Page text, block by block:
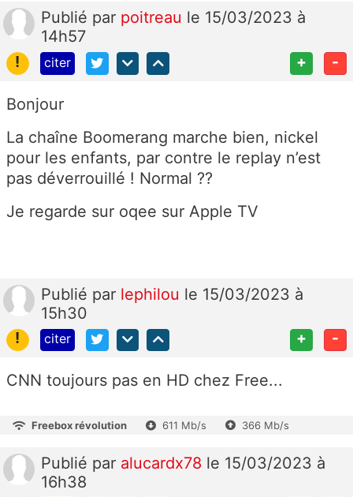
Publié par poitreau le 15/03/2023 à
14h57
!
citer + -
Bonjour
La chaîne Boomerang marche bien, nickel
pour les enfants, par contre le replay n’est
pas déverrouillé ! Normal ??
Je regarde sur oqee sur Apple TV
Publié par lephilou le 15/03/2023 à
15h30
!
citer + -
CNN toujours pas en HD chez Free...
Freebox révolution 611 Mb/s 366 Mb/s
Publié par alucardx78 le 15/03/2023 à
16h38